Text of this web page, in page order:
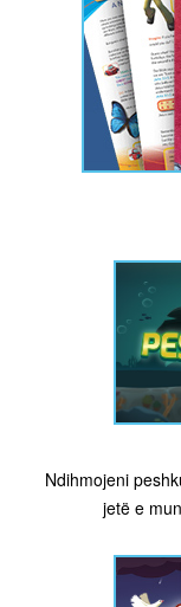
Ndihmojeni
jetë e